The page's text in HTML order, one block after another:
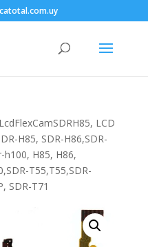
LCD
H85, SDR-H86,SDR-
h100, H85, H86,
T55,T55,SDR-
SDR-T71